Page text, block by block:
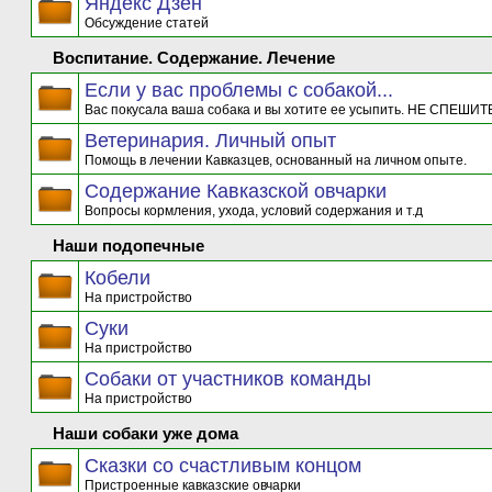
Обсуждение статей
Воспитание. Содержание. Лечение
Если у вас проблемы с собакой...
Вас покусала ваша собака и вы хотите ее усыпить. НЕ
Ветеринария. Личный опыт
Помощь в лечении Кавказцев, основанный на личном опыте.
Содержание Кавказской овчарки
Вопросы кормления, ухода, условий содержания и т.д
Наши подопечные
Кобели
На пристройство
Суки
На пристройство
Собаки от участников команды
На пристройство
Наши собаки уже дома
Сказки со счастливым концом
Пристроенные кавказские овчарки